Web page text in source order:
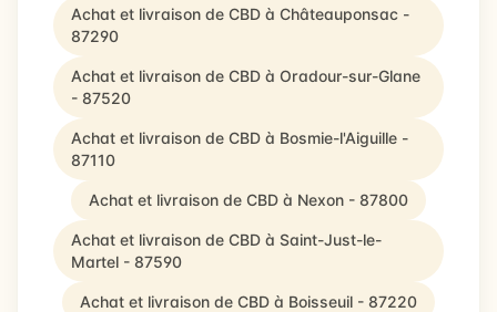
Achat et livraison de CBD à Châteauponsac -
87290
Achat et livraison de CBD à Oradour-sur-Glane
- 87520
Achat et livraison de CBD à Bosmie-l'Aiguille -
87110
Achat et livraison de CBD à Nexon - 87800
Achat et livraison de CBD à Saint-Just-le-
Martel - 87590
Achat et livraison de CBD à Boisseuil - 87220